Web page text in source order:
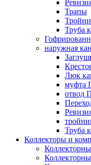
Трапы
Труба
наружная
Люк
муфта
отвод
Труба
Коллекторы и